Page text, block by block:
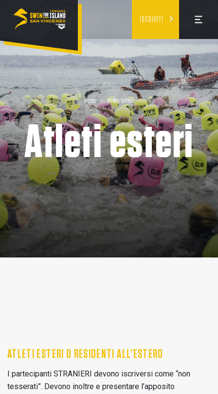
ISCRIVITI
Home > Atleti esteri
Atleti esteri
ATLETI ESTERI O RESIDENTI ALL’ESTERO
I partecipanti STRANIERI devono iscriversi come “non
tesserati”. Devono inoltre e presentare l’apposito